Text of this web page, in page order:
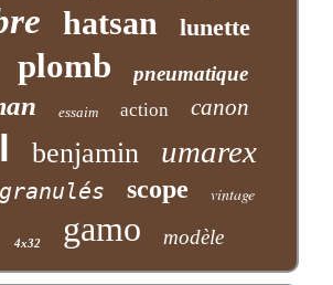
hatsan lunette
plomb pneumatique
essaim action canon
benjamin umarex
granulés scope vintage
4x32 gamo modèle